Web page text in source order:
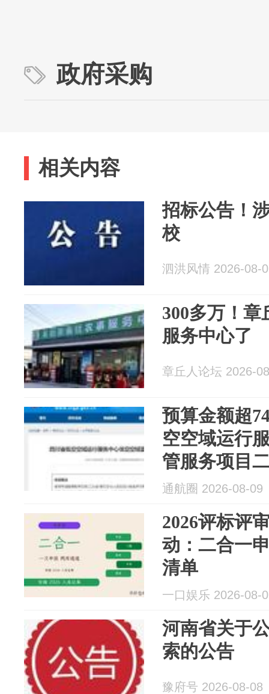
政府采购
相关内容
招标公告！
校
泗洪风情 2026-08-
300多万！
服务中心了
章丘人论坛 2026-
预算金额超
空空域运行
管服务项目
通航圈 2026-08-09
2026评标评
动：二合一
清单
一口娱乐 2026-08-
河南省关于
索的公告
豫府号 2026-08-08